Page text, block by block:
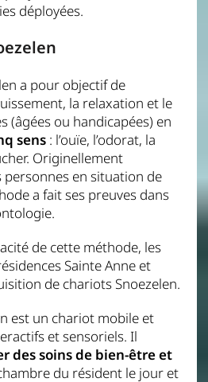
déployées.
a pour objectif de
la relaxation et le
(âgées ou handicapées) en
sens: l’ouïe, l’odorat, la
Originellement
personnes en situation de
a fait ses preuves dans
de cette méthode, les
Sainte Anne et
de chariots Snoezelen.
est un chariot mobile et
et sensoriels. Il
des soins de bien-être et
du résident le jour et